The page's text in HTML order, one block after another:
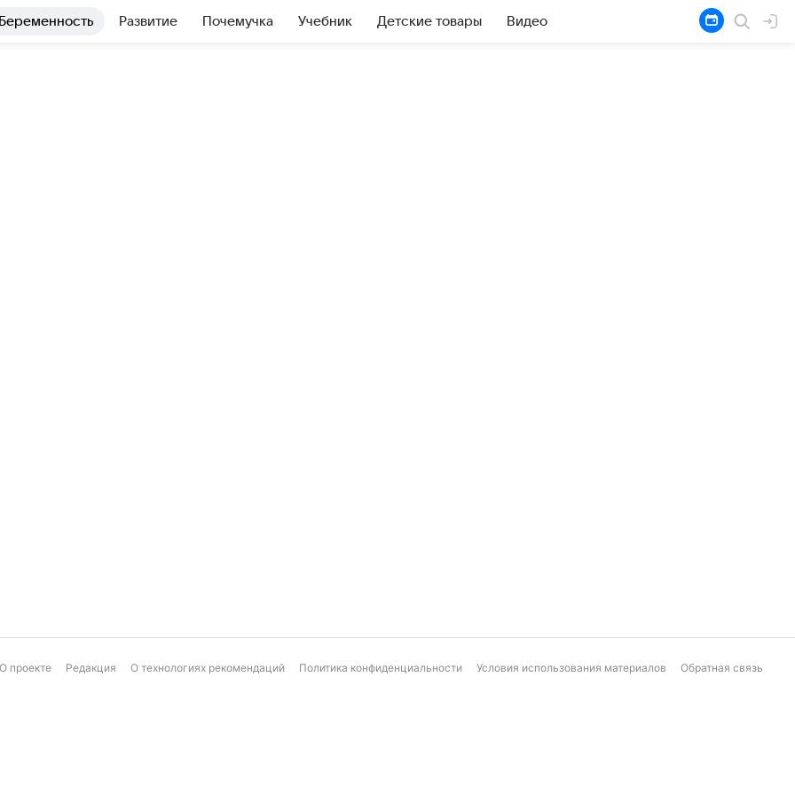
Беременность Развитие Почемучка Учебник Детские товары Видео
О проекте Редакция О технологиях рекомендаций Политика конфиденциальности Условия использования материалов Обратная связь